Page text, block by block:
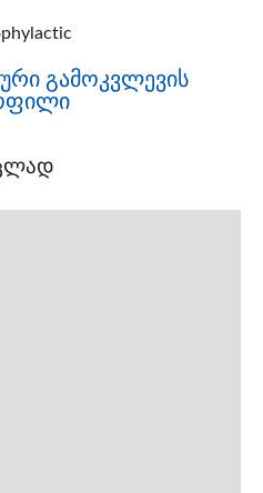
გამოკვლევის